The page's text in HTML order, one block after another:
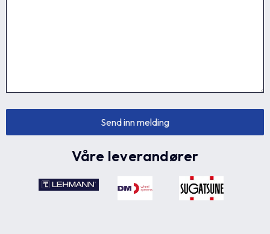
Våre leverandører